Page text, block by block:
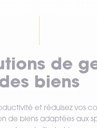
de
biens
et réduisez vos
de biens adaptées aux